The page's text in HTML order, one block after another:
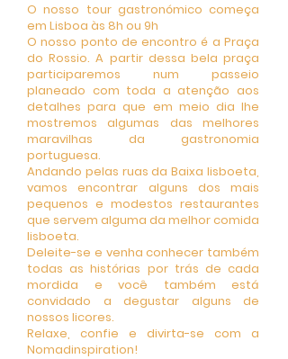
O nosso tour gastronómico começa
em Lisboa às 8h ou 9h
O nosso ponto de encontro é a Praça
do Rossio. A partir dessa bela praça
participaremos num passeio
planeado com toda a atenção aos
detalhes para que em meio dia lhe
mostremos algumas das melhores
maravilhas da gastronomia
portuguesa.
Andando pelas ruas da Baixa lisboeta,
vamos encontrar alguns dos mais
pequenos e modestos restaurantes
que servem alguma da melhor comida
lisboeta.
Deleite-se e venha conhecer também
todas as histórias por trás de cada
mordida e você também está
convidado a degustar alguns de
nossos licores.
Relaxe, confie e divirta-se com a
Nomadinspiration!